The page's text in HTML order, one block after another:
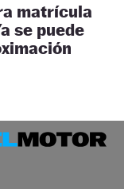
matrícula
se puede